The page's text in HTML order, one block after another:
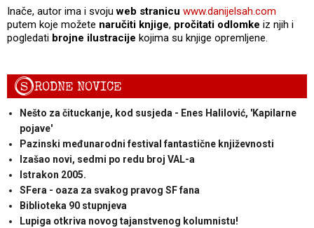
Inače, autor ima i svojuweb stranicu www.danijelsah.com
putem koje možete naručiti knjige, pročitati odlomke iz njih i
pogledati brojne ilustracije kojima su knjige opremljene.
SRODNE NOVICE
Nešto za čituckanje, kod susjeda - Enes Halilović, 'Kapilarne
pojave'
Pazinski međunarodni festival fantastične književnosti
Izašao novi, sedmi po redu broj VAL-a
Istrakon 2005.
SFera - oaza za svakog pravog SF fana
Biblioteka 90 stupnjeva
Lupiga otkriva novog tajanstvenog kolumnistu!